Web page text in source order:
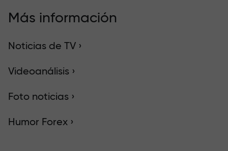
Más información
Noticias de TV ›
Videoanálisis ›
Foto noticias ›
Humor Forex ›